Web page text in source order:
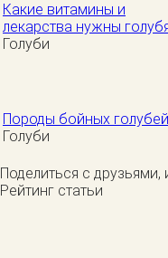
Какие витамины и
лекарства нужны
Голуби
Породы бойных голубей
Голуби
Поделиться с друзьями,
Рейтинг статьи